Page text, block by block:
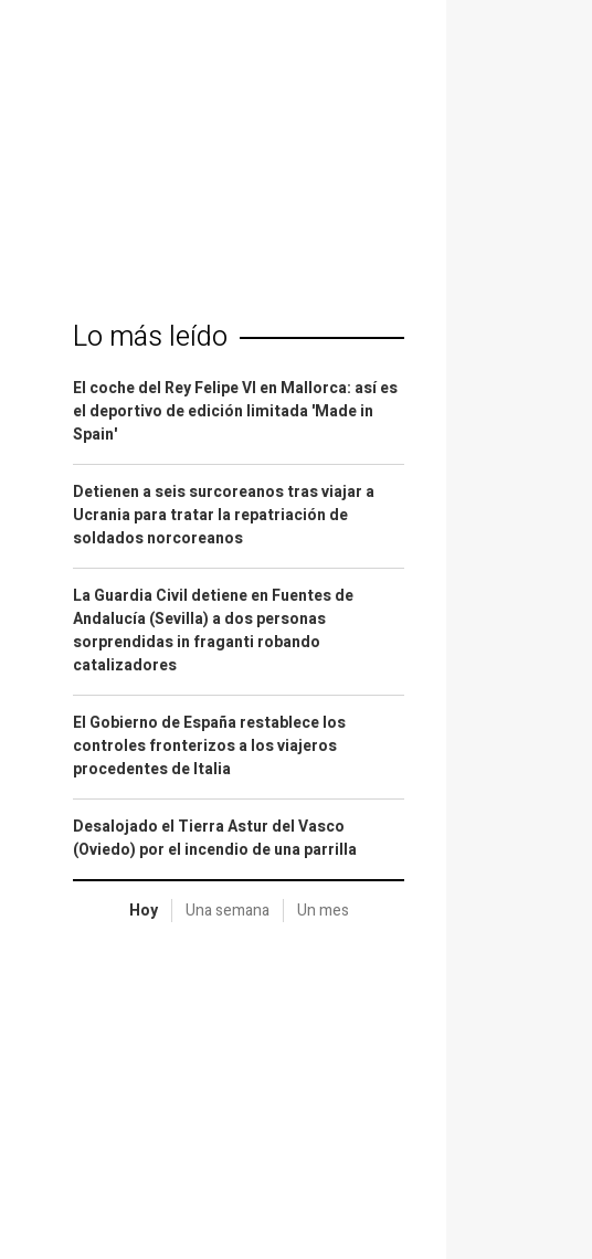
Lo más leído
El coche del Rey Felipe VI en Mallorca: así es
el deportivo de edición limitada 'Made in
Spain'
Detienen a seis surcoreanos tras viajar a
Ucrania para tratar la repatriación de
soldados norcoreanos
La Guardia Civil detiene en Fuentes de
Andalucía (Sevilla) a dos personas
sorprendidas in fraganti robando
catalizadores
El Gobierno de España restablece los
controles fronterizos a los viajeros
procedentes de Italia
Desalojado el Tierra Astur del Vasco
(Oviedo) por el incendio de una parrilla
Hoy Una semana Un mes